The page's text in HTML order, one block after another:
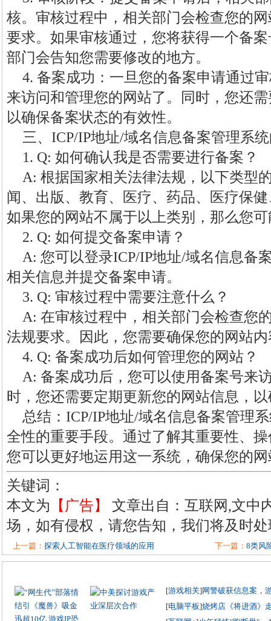
核。审核过程中，相关部门会检查您的
要求。如果审核通过，您将获得一个备
部门会告知您需要修改的地方。
4. 备案成功：一旦您的备案申请通过
来访问和管理您的网站了。同时，您还
以确保备案状态的有效性。
三、ICP/IP地址/域名信息备案管理系
1. Q: 如何确认我是否需要进行备案？
A: 根据国家相关法律法规，以下类型
闻、出版、教育、医疗、药品、医疗保
如果您的网站不属于以上类别，那么您
2. Q: 如何提交备案申请？
A: 您可以登录ICP/IP地址/域名信息备
相关信息并提交备案申请。
3. Q: 审核过程中需要注意什么？
A: 在审核过程中，相关部门会检查您
法规要求。因此，您需要确保您的网站
4. Q: 备案成功后如何管理您的网站？
A: 备案成功后，您可以使用备案号来
时，您还需要定期更新您的网站信息，
总结：ICP/IP地址/域名信息备案管理
全性的重要手段。通过了解其重要性、
您可以更好地运用这一系统，确保您的
关键词：
本文为 【广告】
文章出自：互联网,文中
场，如有侵权，请您告知，我们将及时
上一篇： 探索人工智能在医疗领域的应用 下一篇： 8类风
[游戏相关]网警破获信息案，
[电脑平板]烧烤店《将进酒》